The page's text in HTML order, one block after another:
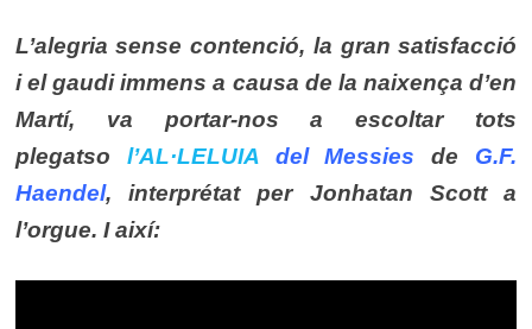
L’alegria sense contenció, la gran satisfacció
i el gaudi immens a causa de la naixença d’en
Martí, va portar-nos a escoltar tots
plegatso l’AL·LELUIA del Messies de G.F.
Haendel, interprétat per Jonhatan Scott a
l’orgue. I així: